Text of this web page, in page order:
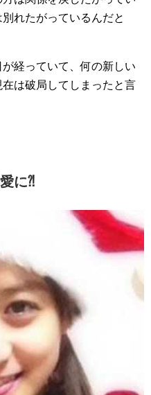
れたがっているんだと
経っていて、何の新しい
は破局してしまったと言
に⁈